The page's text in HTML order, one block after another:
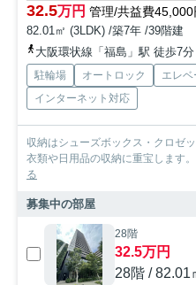
32.5万円 管理/共益費45,000
82.01㎡ (3LDK) /築7年 /39階建
大阪環状線「福島」駅 徒歩7分
駐輪場 オートロック エレ
インターネット対応
収納はシューズボックス・クロゼ
衣類や日用品の収納に重宝します
る
募集中の部屋
28階
32.5万円
28階 / 82.01